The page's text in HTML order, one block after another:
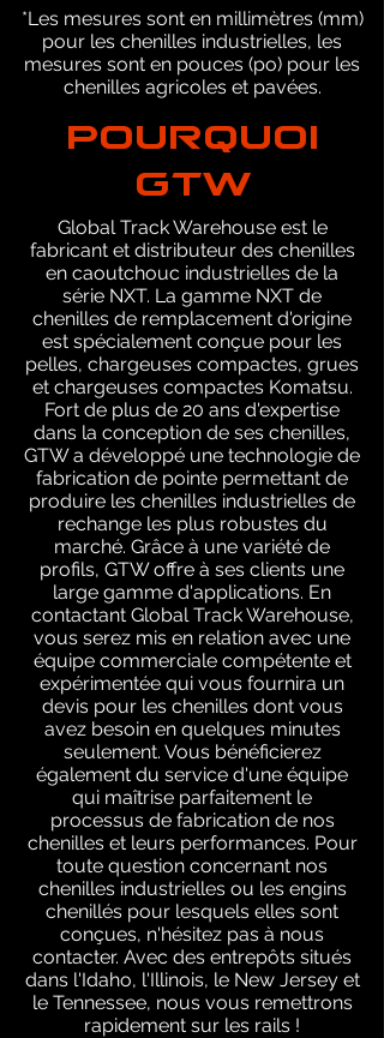
*Les mesures sont en millimètres (mm)
pour les chenilles industrielles, les
mesures sont en pouces (po) pour les
chenilles agricoles et pavées.
POURQUOI
GTW
Global Track Warehouse est le
fabricant et distributeur des chenilles
en caoutchouc industrielles de la
série NXT. La gamme NXT de
chenilles de remplacement d'origine
est spécialement conçue pour les
pelles, chargeuses compactes, grues
et chargeuses compactes Komatsu.
Fort de plus de 20 ans d'expertise
dans la conception de ses chenilles,
GTW a développé une technologie de
fabrication de pointe permettant de
produire les chenilles industrielles de
rechange les plus robustes du
marché. Grâce à une variété de
profils, GTW offre à ses clients une
large gamme d'applications. En
contactant Global Track Warehouse,
vous serez mis en relation avec une
équipe commerciale compétente et
expérimentée qui vous fournira un
devis pour les chenilles dont vous
avez besoin en quelques minutes
seulement. Vous bénéficierez
également du service d'une équipe
qui maîtrise parfaitement le
processus de fabrication de nos
chenilles et leurs performances. Pour
toute question concernant nos
chenilles industrielles ou les engins
chenillés pour lesquels elles sont
conçues, n'hésitez pas à nous
contacter. Avec des entrepôts situés
dans l'Idaho, l'Illinois, le New Jersey et
le Tennessee, nous vous remettrons
rapidement sur les rails !